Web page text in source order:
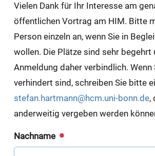
Vielen Dank für Ihr Interesse am
öffentlichen Vortrag am HIM. Bitte
Person einzeln an, wenn Sie in
wollen. Die Plätze sind sehr begehrt
Anmeldung daher verbindlich.
verhindert sind, schreiben Sie bitte
stefan.hartmann@hcm.uni-bonn.de,
anderweitig vergeben werden
Nachname